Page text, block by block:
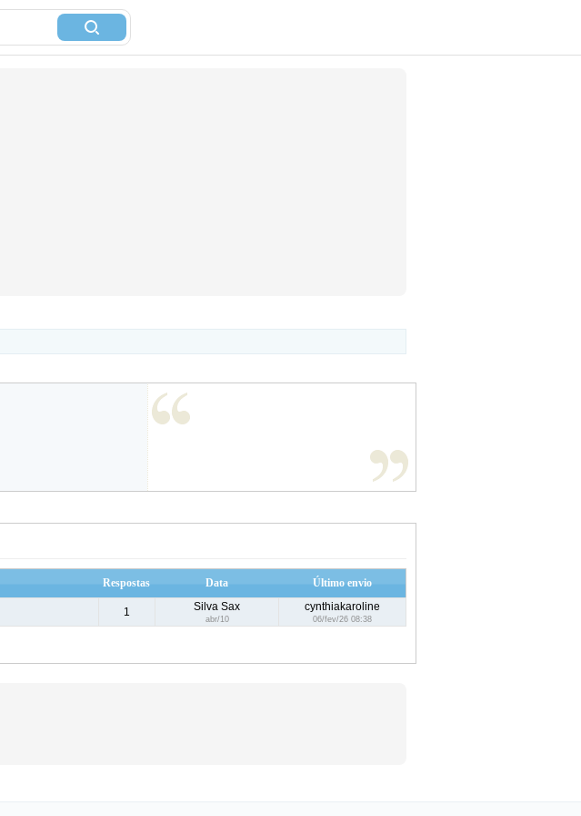
Respostas Data Último envio
1 Silva Sax
abr/10
cynthiakaroline
06/fev/26 08:38